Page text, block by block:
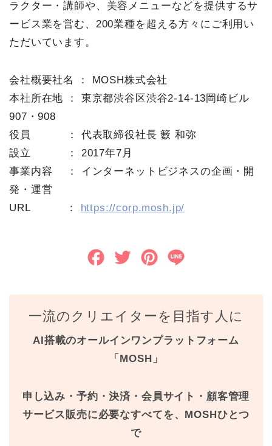
ラクター・講師や、美容メニューなどを提供するサ
ービス業を営む、200業種を超える方々にご利用い
ただいています。
会社概要社名 ： MOSH株式会社
本社所在地 ： 東京都渋谷区渋谷2-14-13岡崎ビル
907・908
役員 ： 代表取締役社長 籔 和弥
設立 ： 2017年7月
事業内容 ： インターネットビジネスの企画・開
発・運営
URL ： https://corp.mosh.jp/
e
b
k
t
t
t
s
e
一流のクリエイターを目指す人に
AI搭載のオールインワンプラットフォーム
「MOSH」
申し込み・予約・決済・会員サイト・顧客管理
サービス販売に必要なすべてを、MOSHひとつ
で